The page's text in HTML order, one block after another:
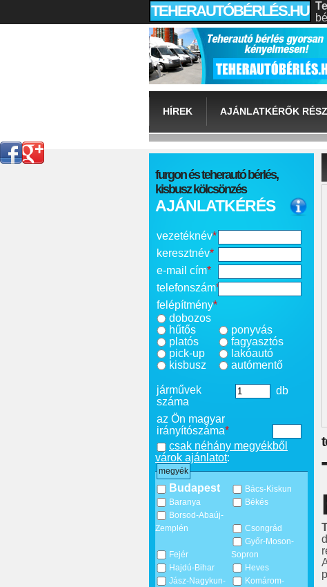
TEHERAUTÓBÉRLÉS.HU
HÍREK AJÁNLATKÉRŐK
furgon és teherautó bérlés,
kisbusz kölcsönzés
AJÁNLATKÉRÉS
vezetéknév*
keresztnév*
e-mail cím*
telefonszám*
felépítmény*
dobozos
hűtős
platós
pick-up
kisbusz
ponyvás
fagyasztós
lakóautó
autómentő
járművek
száma
db
az Ön magyar
irányítószáma*
csak néhány megyékből
várok ajánlatot:
megyék
Budapest
Bács-Kiskun
Baranya
Békés
Borsod-Abaúj-
Zemplén
Csongrád
Fejér
Győr-Moson-
Sopron
Hajdú-Bihar
Heves
Jász-Nagykun-
Komárom-